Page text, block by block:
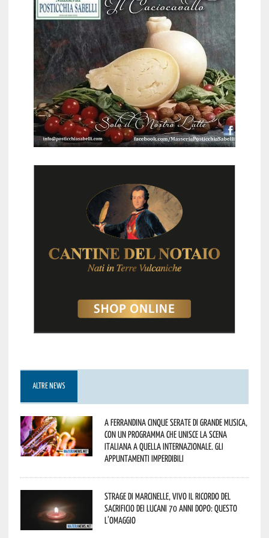
ALTRE NEWS
A Ferrandina cinque serate di grande musica,
con un programma che unisce la scena
italiana a quella internazionale. Gli
appuntamenti imperdibili
Strage di Marcinelle, vivo il ricordo del
sacrificio dei lucani 70 anni dopo: questo
l’omaggio